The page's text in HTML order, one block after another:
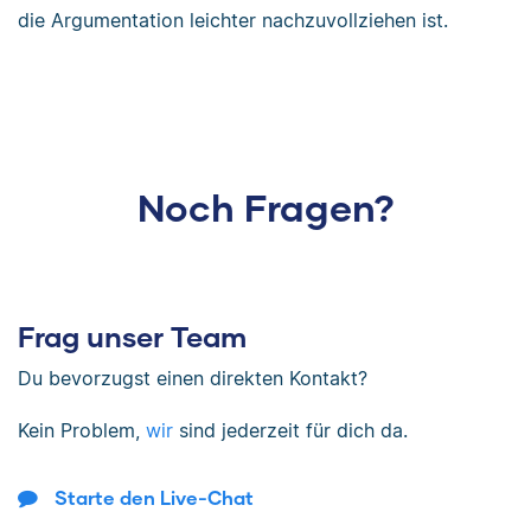
die Argumentation leichter nachzuvollziehen ist.
Noch Fragen?
Frag unser Team
Du bevorzugst einen direkten Kontakt?
Kein Problem, wir sind jederzeit für dich da.
Starte den Live-Chat